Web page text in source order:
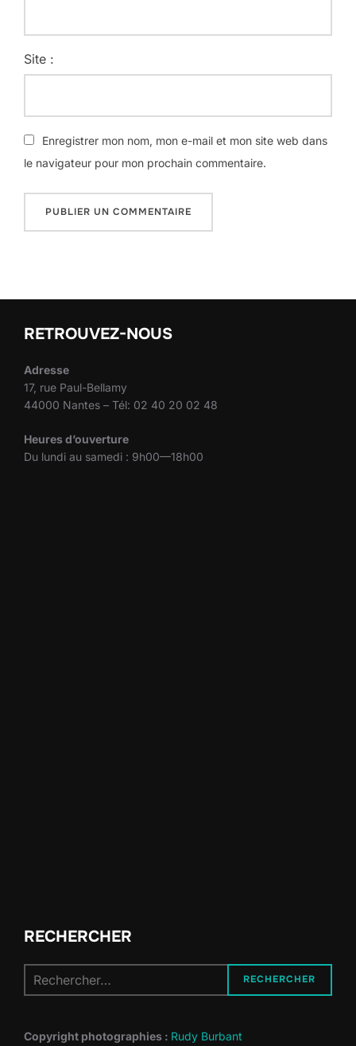
Site :
Enregistrer mon nom, mon e-mail et mon site web dans
le navigateur pour mon prochain commentaire.
RETROUVEZ-NOUS
Adresse
17, rue Paul-Bellamy
44000 Nantes – Tél: 02 40 20 02 48
Heures d’ouverture
Du lundi au samedi : 9h00—18h00
RECHERCHER
pour :
RECHERCHER
Copyright photographies : Rudy Burbant